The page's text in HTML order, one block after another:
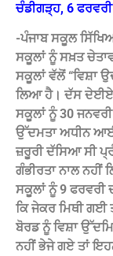
ਚੰਡੀਗੜ੍ਹ, 6
-ਪੰਜਾਬ ਸਕੂਲ
ਸਕੂਲਾਂ ਨੂੰ ਸਖ਼ਤ
ਸਕੂਲਾਂ ਵੱਲੋਂ “ਵਿਸ਼ਾ
ਲਿਆ ਹੈ। ਦੱਸ ਦੇਈਏ
ਸਕੂਲਾਂ ਨੂੰ 30
ਉੱਦਮਤਾ ਅਧੀਨ
ਜ਼ਰੂਰੀ ਦੱਸਿਆ ਸੀ
ਗੰਭੀਰਤਾ ਨਾਲ
ਸਕੂਲਾਂ ਨੂੰ 9 ਫਰਵਰੀ
ਕਿ ਜੇਕਰ ਮਿਥੀ ਗਈ
ਬੋਰਡ ਨੂੰ ਵਿਸ਼ਾ
ਨਹੀਂ ਭੇਜੇ ਗਏ ਤਾਂ